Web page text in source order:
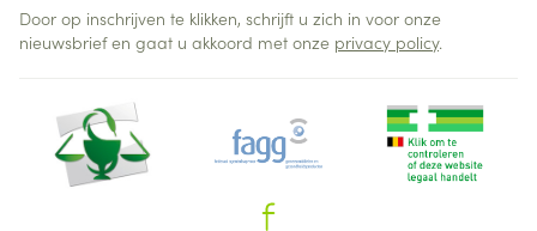
Door op inschrijven te klikken, schrijft u zich in voor onze
nieuwsbrief en gaat u akkoord met onze privacy policy.